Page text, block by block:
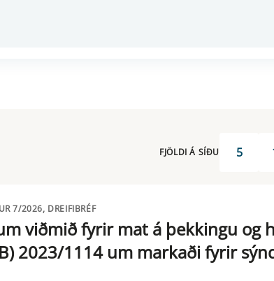
FJÖLDI Á SÍÐU 5
7/2026, DREIFIBRÉF
viðmið fyrir mat á þekkingu og
2023/1114 um markaði fyrir